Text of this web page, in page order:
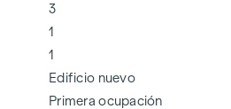
3
1
1
Edificio nuevo
Primera ocupación